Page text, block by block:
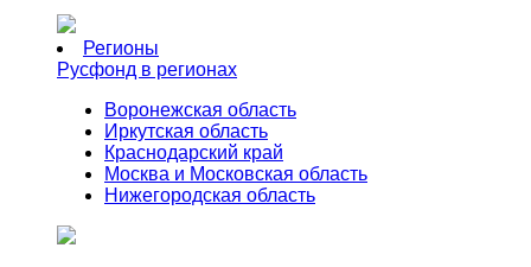
Регионы
Русфонд в регионах
Воронежская область
Иркутская область
Краснодарский край
Москва и Московская область
Нижегородская область